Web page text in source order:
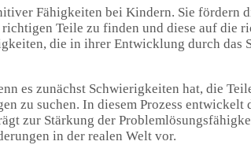
Fähigkeiten bei Kindern. Sie fördern
Teile zu finden und diese auf die
die in ihrer Entwicklung durch das
es zunächst Schwierigkeiten hat, die
zu suchen. In diesem Prozess entwickelt
zur Stärkung der
in der realen Welt vor.